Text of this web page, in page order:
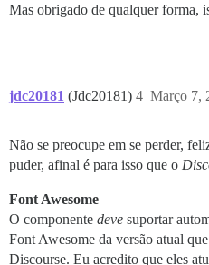
Mas obrigado de qualquer forma,
jdc20181 (Jdc20181) Março 7,
4
Não se preocupe em se perder,
puder, afinal é para isso que o
Font Awesome
O componente deve suportar
Font Awesome da versão atual
Discourse. Eu acredito que eles